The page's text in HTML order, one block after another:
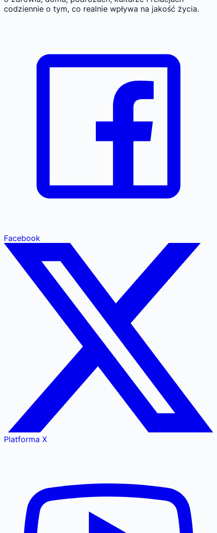
codziennie o tym, co realnie wpływa na jakość życia.
Facebook
Platforma X